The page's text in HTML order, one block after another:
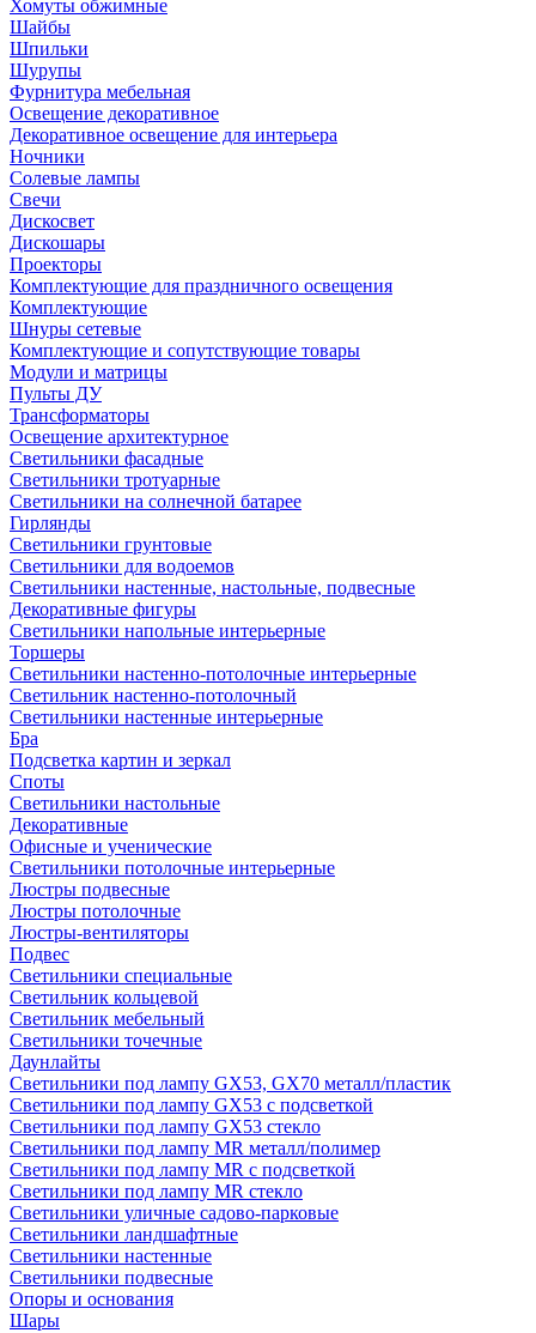
Хомуты обжимные
Шайбы
Шпильки
Шурупы
Фурнитура мебельная
Освещение декоративное
Декоративное освещение для интерьера
Ночники
Солевые лампы
Свечи
Дискосвет
Дискошары
Проекторы
Комплектующие для праздничного освещения
Комплектующие
Шнуры сетевые
Комплектующие и сопутствующие товары
Модули и матрицы
Пульты ДУ
Трансформаторы
Освещение архитектурное
Светильники фасадные
Светильники тротуарные
Светильники на солнечной батарее
Гирлянды
Светильники грунтовые
Светильники для водоемов
Светильники настенные, настольные, подвесные
Декоративные фигуры
Светильники напольные интерьерные
Торшеры
Светильники настенно-потолочные интерьерные
Светильник настенно-потолочный
Светильники настенные интерьерные
Бра
Подсветка картин и зеркал
Споты
Светильники настольные
Декоративные
Офисные и ученические
Светильники потолочные интерьерные
Люстры подвесные
Люстры потолочные
Люстры-вентиляторы
Подвес
Светильники специальные
Светильник кольцевой
Светильник мебельный
Светильники точечные
Даунлайты
Светильники под лампу GX53, GX70 металл/пластик
Светильники под лампу GX53 с подсветкой
Светильники под лампу GX53 стекло
Светильники под лампу MR металл/полимер
Светильники под лампу MR с подсветкой
Светильники под лампу MR стекло
Светильники уличные садово-парковые
Светильники ландшафтные
Светильники настенные
Светильники подвесные
Опоры и основания
Шары